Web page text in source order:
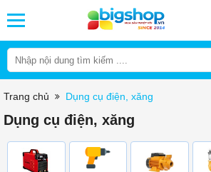
Trang chủ Dụng cụ điện, xăng
Dụng cụ điện, xăng